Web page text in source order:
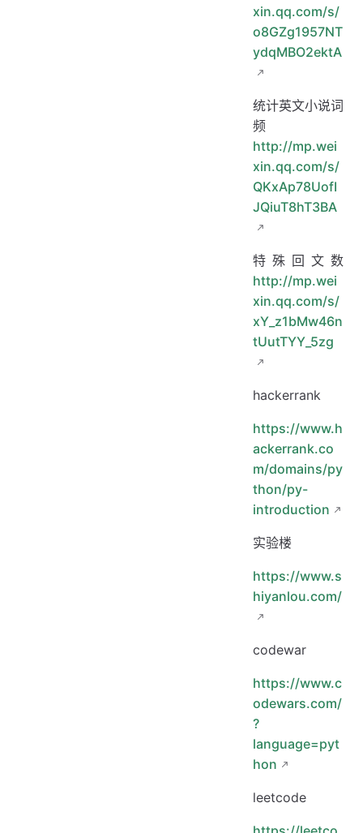
xin.qq.com/s/
o8GZg1957NT
ydqMBO2ektA
统计英文小说词
频
http://mp.wei
xin.qq.com/s/
QKxAp78UofI
JQiuT8hT3BA
特殊回文数
http://mp.wei
xin.qq.com/s/
xY_z1bMw46n
tUutTYY_5zg
hackerrank
https://www.h
ackerrank.co
m/domains/py
thon/py-
introduction
实验楼
https://www.s
hiyanlou.com/
codewar
https://www.c
odewars.com/
?
language=pyt
hon
leetcode